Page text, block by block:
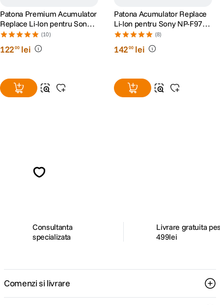
Patona Premium Acumulator
Replace Li-Ion pentru Sony
NP-F750 5200mAh 7.4V
(10)
12200 lei
Patona Acumulator Replace
Li-Ion pentru Sony NP-F970
6600 mAh 7.2V
(8)
14200 lei
Consultanta
specializata
Livrare gratuita
499lei
Comenzi si livrare